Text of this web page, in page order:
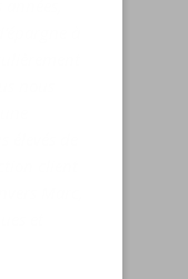
nous
de
client
Marc,